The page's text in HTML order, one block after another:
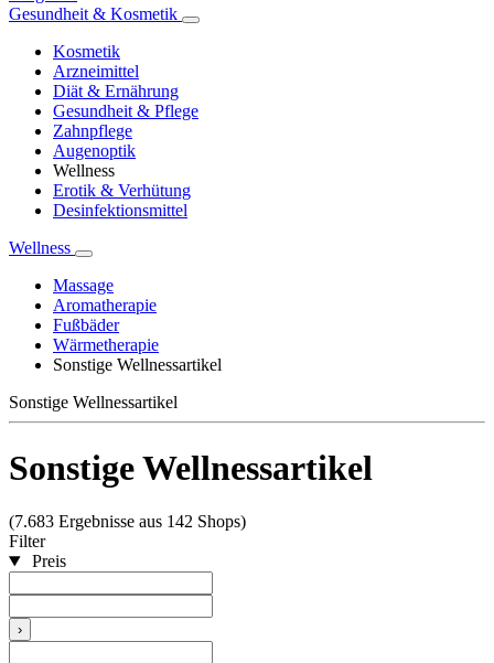
Gesundheit & Kosmetik
Kosmetik
Arzneimittel
Diät & Ernährung
Gesundheit & Pflege
Zahnpflege
Augenoptik
Wellness
Erotik & Verhütung
Desinfektionsmittel
Wellness
Massage
Aromatherapie
Fußbäder
Wärmetherapie
Sonstige Wellnessartikel
Sonstige Wellnessartikel
Sonstige Wellnessartikel
(7.683 Ergebnisse aus 142 Shops)
Filter
Preis
›